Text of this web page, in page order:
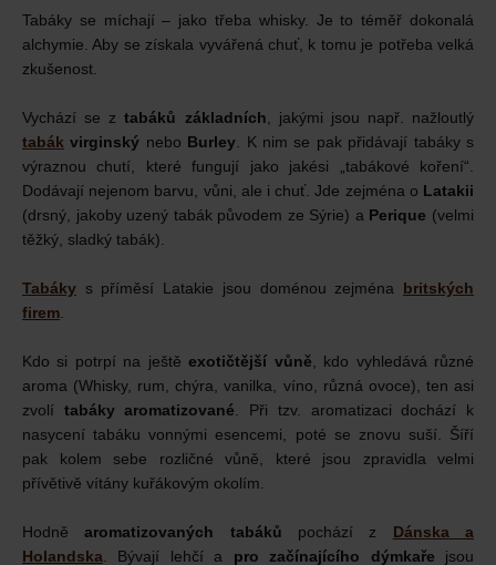
Tabáky se míchají – jako třeba whisky. Je to téměř dokonalá
alchymie. Aby se získala vyvářená chuť, k tomu je potřeba velká
zkušenost.
Vychází se ztabáků základních , jakými jsou např. nažloutlý
tabák virginský nebo Burley . K nim se pak přidávají tabáky s
výraznou chutí, které fungují jako jakési „tabákové koření“.
Dodávají nejenom barvu, vůni, ale i chuť. Jde zejména o Latakii
(drsný, jakoby uzený tabák původem ze Sýrie) a Perique (velmi
těžký, sladký tabák).
Tabáky s příměsí Latakie jsou doménou zejména britských
firem
Kdo si potrpí na ještěexotičtější vůně , kdo vyhledává různé
aroma (Whisky, rum, chýra, vanilka, víno, různá ovoce), ten asi
zvolí tabáky aromatizované . Při tzv. aromatizaci dochází k
nasycení tabáku vonnými esencemi, poté se znovu suší. Šíří
pak kolem sebe rozličné vůně, které jsou zpravidla velmi
přívětivě vítány kuřákovým okolím.
Hodněaromatizovaných tabáků pochází z Dánska a
Holandska . Bývají lehčí a pro začínajícího dýmkaře jsou